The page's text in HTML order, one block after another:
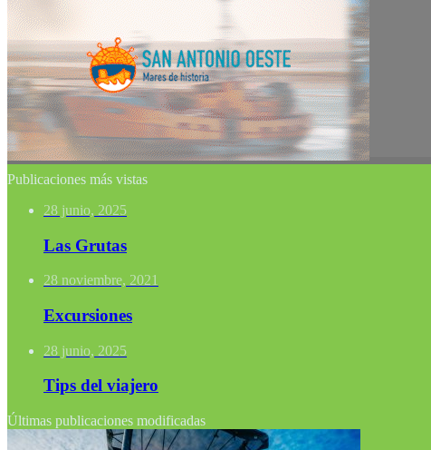
Publicaciones más vistas
28 junio, 2025
Las Grutas
28 noviembre, 2021
Excursiones
28 junio, 2025
Tips del viajero
Últimas publicaciones modificadas